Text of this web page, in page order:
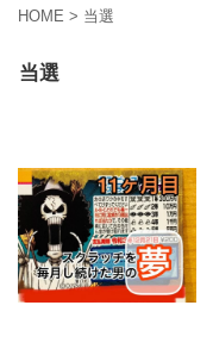
HOME > 当選
当選